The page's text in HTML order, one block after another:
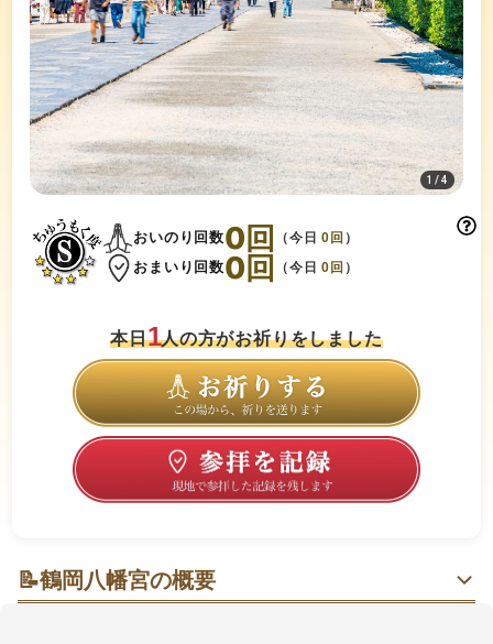
1/4
おいのり回数0回 （今日0回 ）
おまいり回数0回 （今日0回 ）
本日1人の方がお祈りをしました
📝鶴岡八幡宮の概要